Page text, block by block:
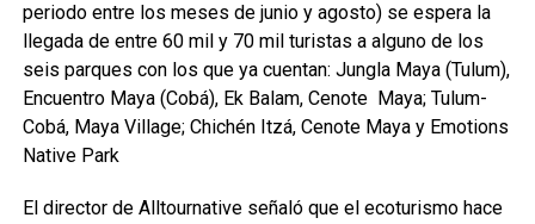
periodo entre los meses de junio y agosto) se espera la
llegada de entre 60 mil y 70 mil turistas a alguno de los
seis parques con los que ya cuentan: Jungla Maya (Tulum),
Encuentro Maya (Cobá), Ek Balam, Cenote Maya; Tulum-
Cobá, Maya Village; Chichén Itzá, Cenote Maya y Emotions
Native Park
El director de Alltournative señaló que el ecoturismo hace